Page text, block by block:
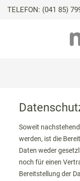
TELEFON: (041 85)
Soweit
werden, ist die
Daten weder
noch für einen
Bereitstellung der